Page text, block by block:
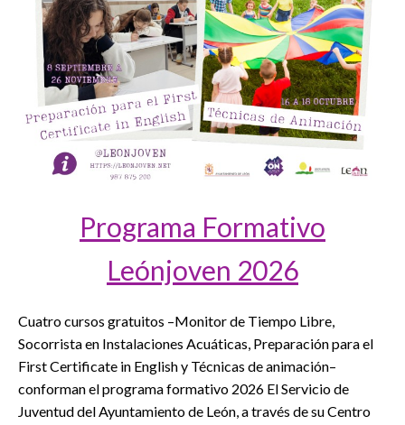
Programa Formativo
Leónjoven 2026
Cuatro cursos gratuitos –Monitor de Tiempo Libre,
Socorrista en Instalaciones Acuáticas, Preparación para el
First Certificate in English y Técnicas de animación–
conforman el programa formativo 2026 El Servicio de
Juventud del Ayuntamiento de León, a través de su Centro